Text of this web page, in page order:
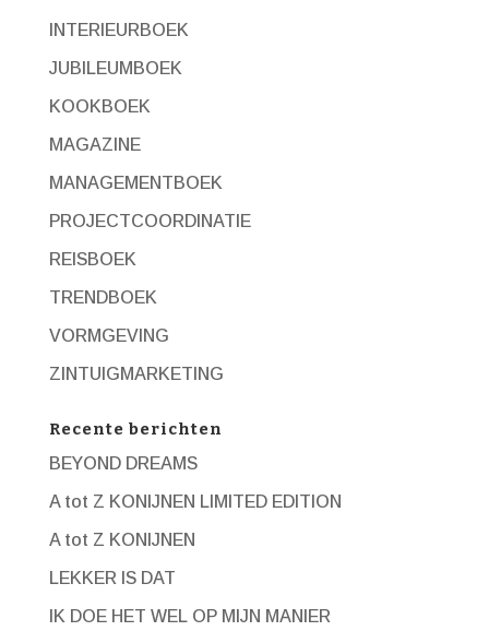
INTERIEURBOEK
JUBILEUMBOEK
KOOKBOEK
MAGAZINE
MANAGEMENTBOEK
PROJECTCOORDINATIE
REISBOEK
TRENDBOEK
VORMGEVING
ZINTUIGMARKETING
Recente berichten
BEYOND DREAMS
A tot Z KONIJNEN LIMITED EDITION
A tot Z KONIJNEN
LEKKER IS DAT
IK DOE HET WEL OP MIJN MANIER